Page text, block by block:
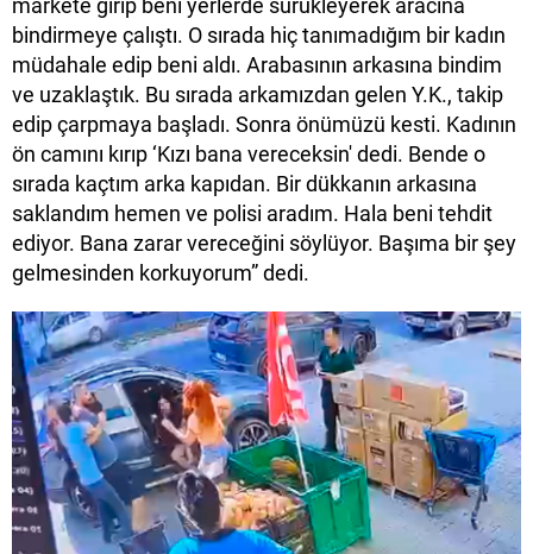
markete girip beni yerlerde sürükleyerek aracına
bindirmeye çalıştı. O sırada hiç tanımadığım bir kadın
müdahale edip beni aldı. Arabasının arkasına bindim
ve uzaklaştık. Bu sırada arkamızdan gelen Y.K., takip
edip çarpmaya başladı. Sonra önümüzü kesti. Kadının
ön camını kırıp ‘Kızı bana vereceksin' dedi. Bende o
sırada kaçtım arka kapıdan. Bir dükkanın arkasına
saklandım hemen ve polisi aradım. Hala beni tehdit
ediyor. Bana zarar vereceğini söylüyor. Başıma bir şey
gelmesinden korkuyorum” dedi.